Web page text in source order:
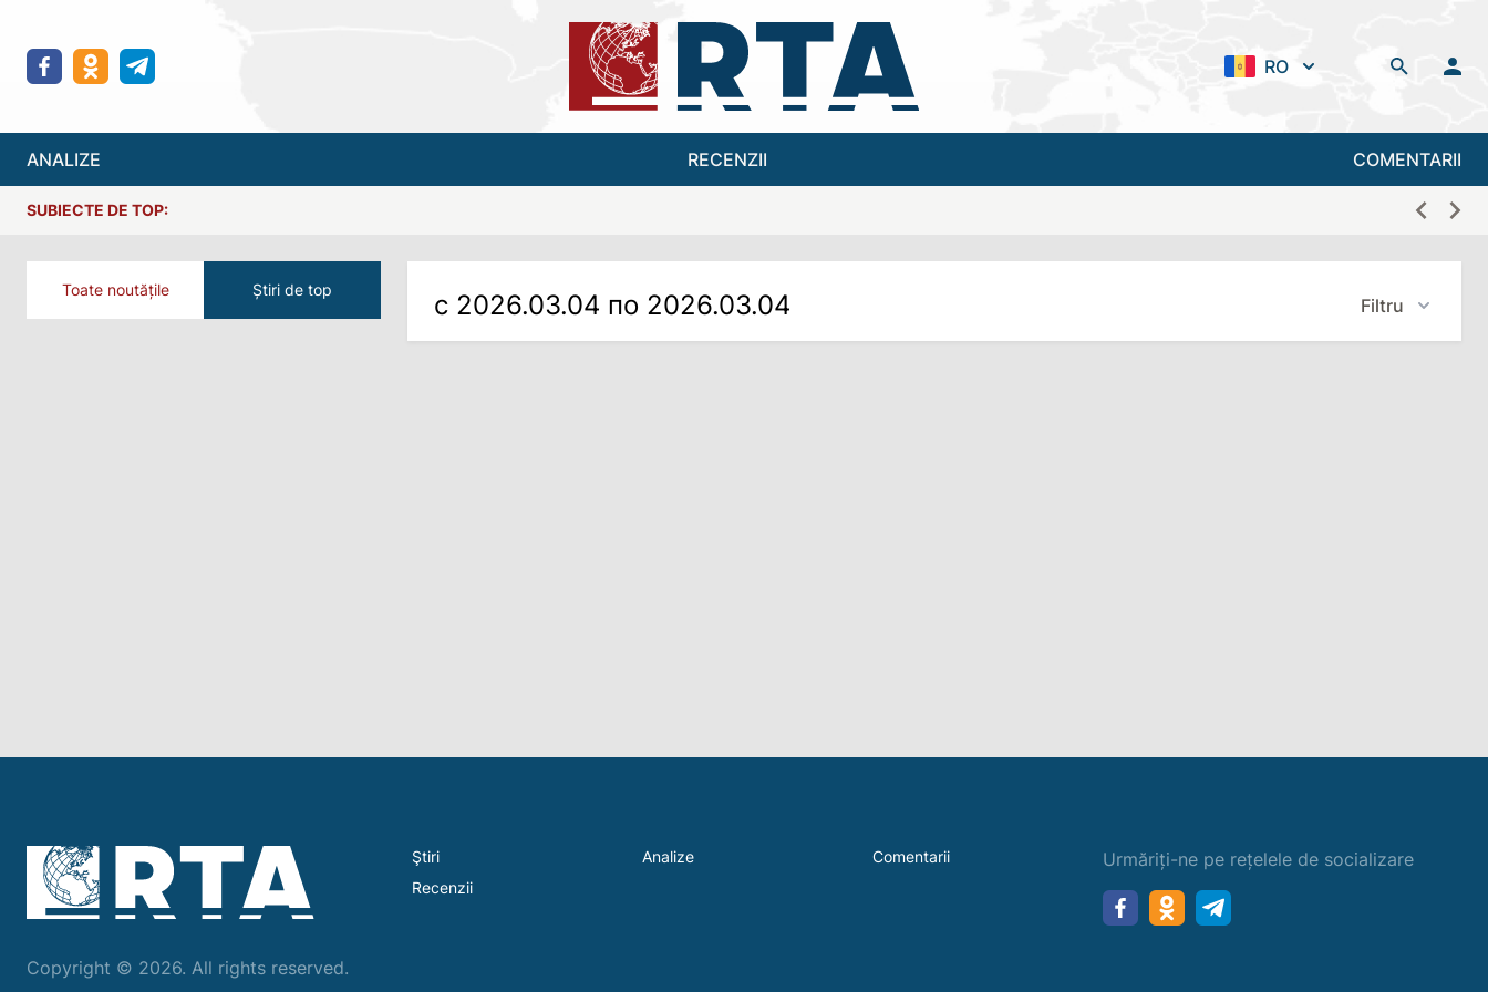
RO
ANALIZE RECENZII COMENTARII
SUBIECTE DE TOP:
Toate noutățile Știri de top с 2026.03.04 по 2026.03.04 Filtru
Copyright © 2026. All rights reserved.
Ştiri Analize
Comentarii
Recenzii
Urmăriți-ne pe rețelele de socializare